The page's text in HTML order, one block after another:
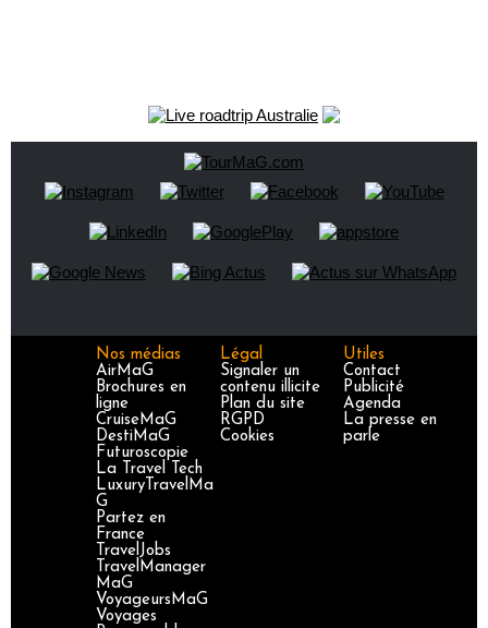
Nos médias
AirMaG
Brochures en
ligne
CruiseMaG
DestiMaG
Futuroscopie
La Travel Tech
LuxuryTravelMa
G
Partez en
France
TravelJobs
TravelManager
MaG
VoyageursMaG
Voyages
Légal
Signaler un
contenu illicite
Plan du site
RGPD
Cookies
Utiles
Contact
Publicité
Agenda
La presse en
parle